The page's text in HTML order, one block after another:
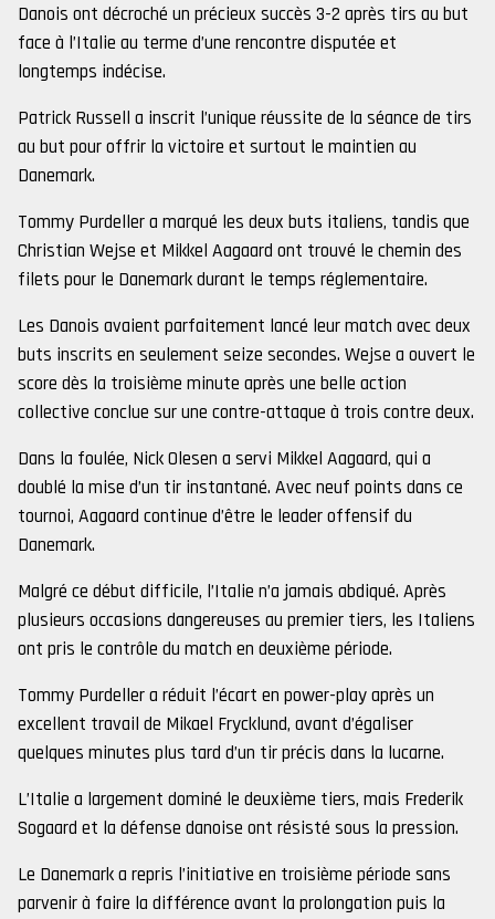
Danois ont décroché un précieux succès 3-2 après tirs au but
face à l’Italie au terme d’une rencontre disputée et
longtemps indécise.
Patrick Russell a inscrit l’unique réussite de la séance de tirs
au but pour offrir la victoire et surtout le maintien au
Danemark.
Tommy Purdeller a marqué les deux buts italiens, tandis que
Christian Wejse et Mikkel Aagaard ont trouvé le chemin des
filets pour le Danemark durant le temps réglementaire.
Les Danois avaient parfaitement lancé leur match avec deux
buts inscrits en seulement seize secondes. Wejse a ouvert le
score dès la troisième minute après une belle action
collective conclue sur une contre-attaque à trois contre deux.
Dans la foulée, Nick Olesen a servi Mikkel Aagaard, qui a
doublé la mise d’un tir instantané. Avec neuf points dans ce
tournoi, Aagaard continue d’être le leader offensif du
Danemark.
Malgré ce début difficile, l’Italie n’a jamais abdiqué. Après
plusieurs occasions dangereuses au premier tiers, les Italiens
ont pris le contrôle du match en deuxième période.
Tommy Purdeller a réduit l’écart en power-play après un
excellent travail de Mikael Frycklund, avant d’égaliser
quelques minutes plus tard d’un tir précis dans la lucarne.
L’Italie a largement dominé le deuxième tiers, mais Frederik
Sogaard et la défense danoise ont résisté sous la pression.
Le Danemark a repris l’initiative en troisième période sans
parvenir à faire la différence avant la prolongation puis la